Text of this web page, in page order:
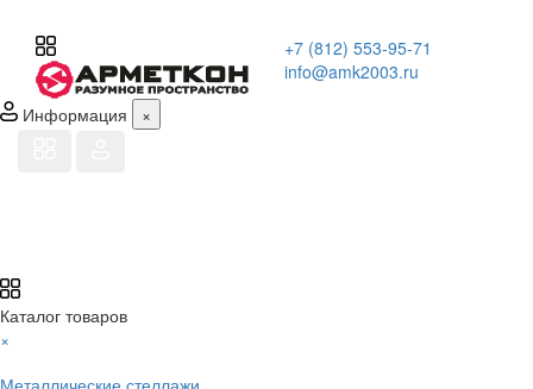
+7 (812) 553-95-71
info@amk2003.ru
Информация
×
Каталог товаров
×
Металлические стеллажи